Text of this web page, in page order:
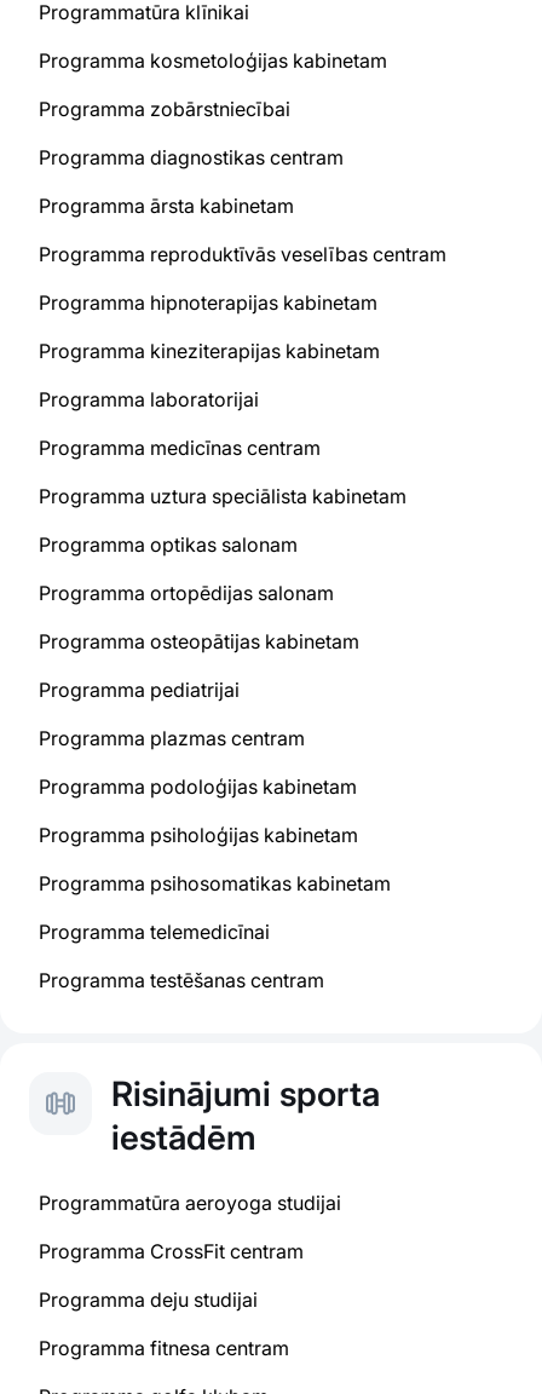
Programmatūra klīnikai
Programma kosmetoloģijas kabinetam
Programma zobārstniecībai
Programma diagnostikas centram
Programma ārsta kabinetam
Programma reproduktīvās veselības centram
Programma hipnoterapijas kabinetam
Programma kineziterapijas kabinetam
Programma laboratorijai
Programma medicīnas centram
Programma uztura speciālista kabinetam
Programma optikas salonam
Programma ortopēdijas salonam
Programma osteopātijas kabinetam
Programma pediatrijai
Programma plazmas centram
Programma podoloģijas kabinetam
Programma psiholoģijas kabinetam
Programma psihosomatikas kabinetam
Programma telemedicīnai
Programma testēšanas centram
Risinājumi sporta
iestādēm
Programmatūra aeroyoga studijai
Programma CrossFit centram
Programma deju studijai
Programma fitnesa centram